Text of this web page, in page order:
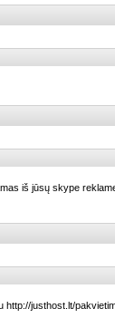
iš jūsų skype
http://justhost.lt/